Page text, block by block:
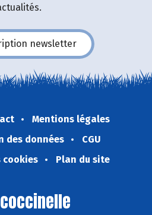
newsletter
Mentions légales
des données
CGU
cookies
Plan du site